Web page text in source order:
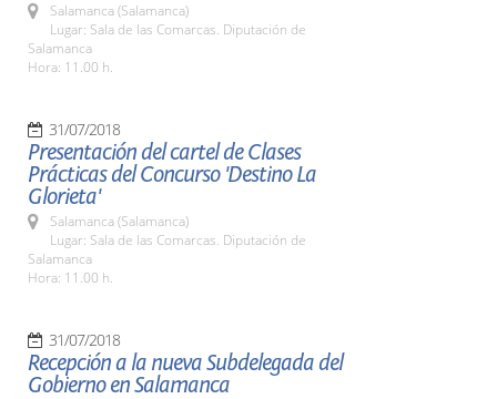
Salamanca (Salamanca)
Lugar: Sala de las Comarcas. Diputación de
Salamanca
Hora: 11.00 h.
31/07/2018
Presentación del cartel de Clases
Prácticas del Concurso 'Destino La
Glorieta'
Salamanca (Salamanca)
Lugar: Sala de las Comarcas. Diputación de
Salamanca
Hora: 11.00 h.
31/07/2018
Recepción a la nueva Subdelegada del
Gobierno en Salamanca